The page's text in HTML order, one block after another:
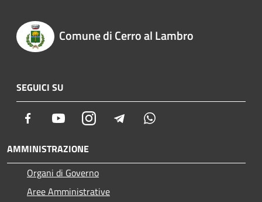
Comune di Cerro al Lambro
SEGUICI SU
Facebook YoutubeInstagram Telegram
AMMINISTRAZIONE
Organi di Governo
Aree Amministrative